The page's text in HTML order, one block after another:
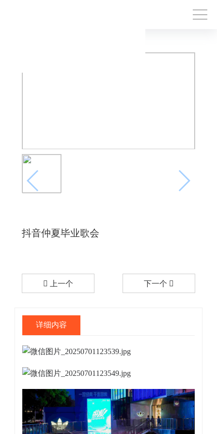
抖音仲夏毕业歌会
上一个 下一个
详细内容